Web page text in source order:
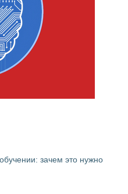
зачем это нужно